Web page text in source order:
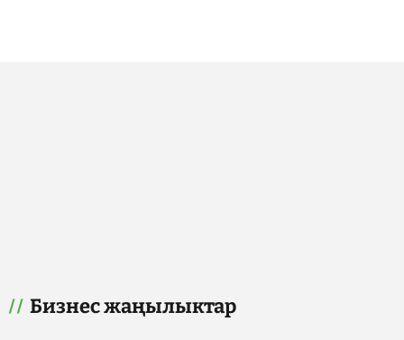
Бизнес жаңылыктар